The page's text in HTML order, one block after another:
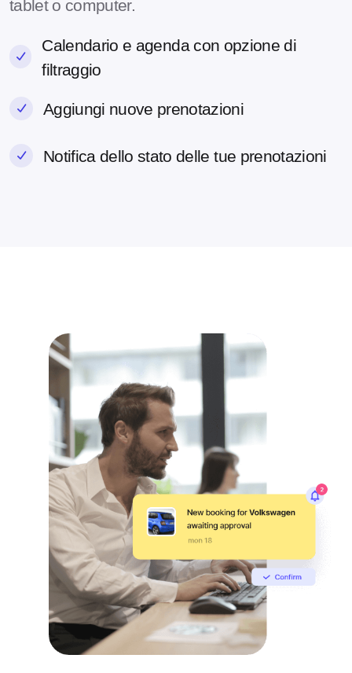
tablet o computer.
Calendario e agenda con opzione di
filtraggio
Aggiungi nuove prenotazioni
Notifica dello stato delle tue prenotazioni